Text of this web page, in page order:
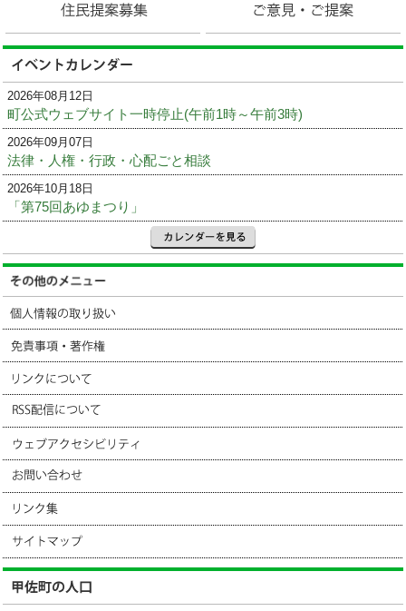
2026年08月12日
町公式ウェブサイト一時停止(午前1時～午前3時)
2026年09月07日
法律・人権・行政・心配ごと相談
2026年10月18日
「第75回あゆまつり」